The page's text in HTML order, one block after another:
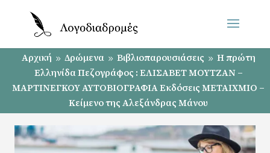
Αρχική 9 Δρώμενα 9 Βιβλιοπαρουσιάσεις 9 Η πρώτη
Ελληνίδα Πεζογράφος : ΕΛΙΣΑΒΕΤ ΜΟΥΤΖΑΝ –
ΜΑΡΤΙΝΕΓΚΟΥ ΑΥΤΟΒΙΟΓΡΑΦΙΑ Εκδόσεις ΜΕΤΑΙΧΜΙΟ –
Κείμενο της Αλεξάνδρας Μάνου